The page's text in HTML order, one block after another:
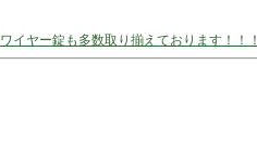
ワイヤー錠も多数取り揃えております！！！